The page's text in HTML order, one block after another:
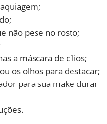
não pese no rosto;
a máscara de cílios;
os olhos para destacar;
para sua make durar